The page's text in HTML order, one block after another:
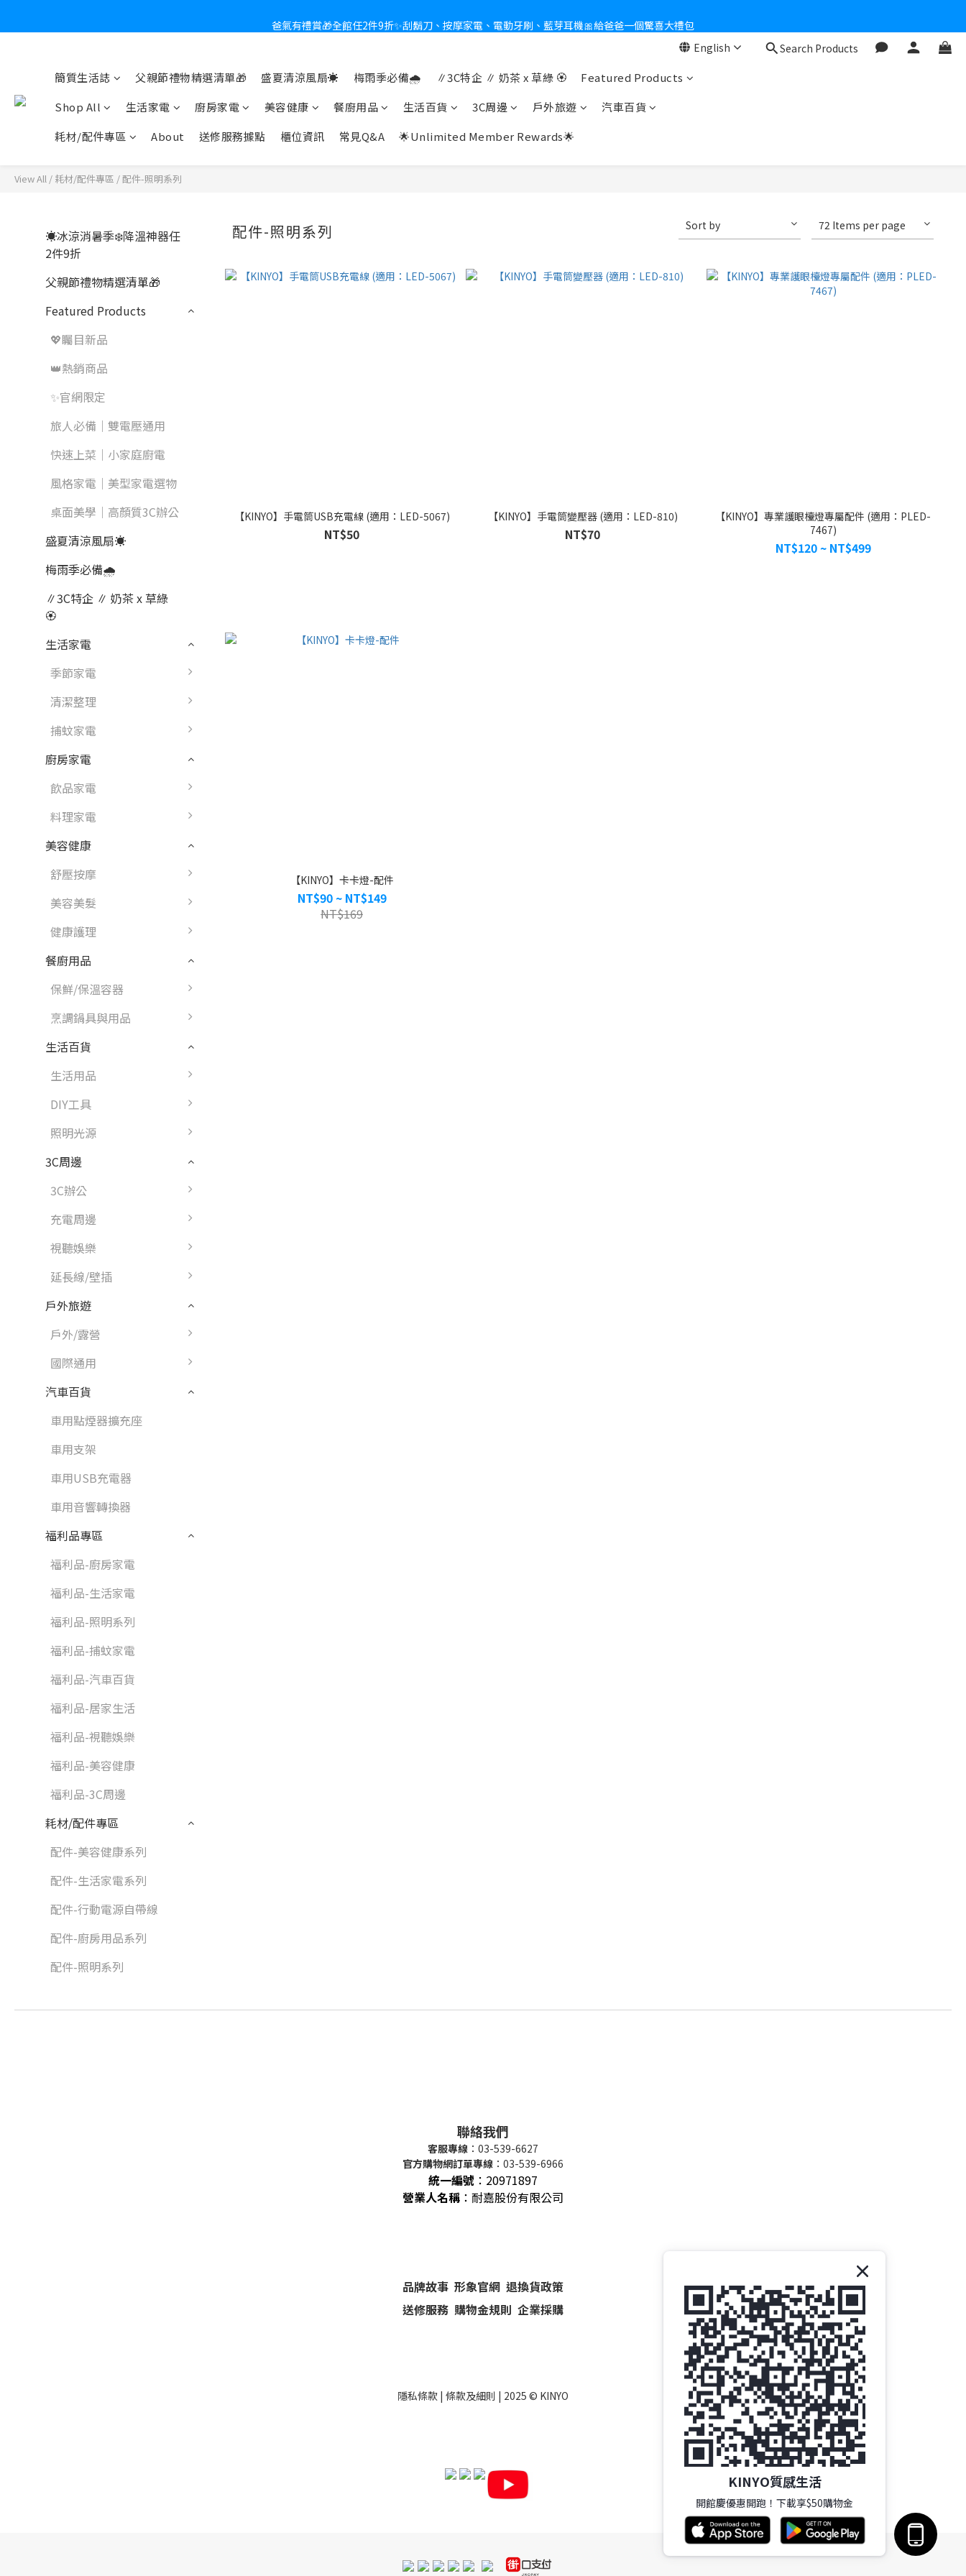
新會員送$100購物金✨再享消費回饋無極限
English Search Products
簡質生活誌 父親節禮物精選清單🎁 盛夏清涼風扇☀️ 梅雨季必備🌧️ ∥3C特企 ∥ 奶茶 x 草綠 🏵
Featured Products
Shop All
生活家電 廚房家電 美容健康 餐廚用品 生活百貨 3C周邊 戶外旅遊
汽車百貨
耗材/配件專區
About 送修服務據點 櫃位資訊 常見Q&A 🌟Unlimited Member Rewards🌟
View All / 耗材/配件專區 /配件-照明系列
☀️冰涼消暑季❄️降溫神器任
2件9折
父親節禮物精選清單🎁
Featured Products
💖矚目新品
👑熱銷商品
✨官網限定
旅人必備｜雙電壓通用
快速上菜｜小家庭廚電
風格家電｜美型家電選物
桌面美學｜高顏質3C辦公
盛夏清涼風扇☀️
梅雨季必備🌧️
∥3C特企 ∥ 奶茶 x 草綠
🏵
生活家電
季節家電
清潔整理
捕蚊家電
廚房家電
飲品家電
料理家電
美容健康
舒壓按摩
美容美髮
健康護理
餐廚用品
保鮮/保溫容器
烹調鍋具與用品
生活百貨
生活用品
DIY工具
照明光源
3C周邊
3C辦公
充電周邊
視聽娛樂
延長線/壁插
戶外旅遊
戶外/露營
國際通用
汽車百貨
車用點煙器擴充座
車用支架
車用USB充電器
車用音響轉換器
福利品專區
福利品-廚房家電
福利品-生活家電
福利品-照明系列
福利品-捕蚊家電
福利品-汽車百貨
福利品-居家生活
福利品-視聽娛樂
福利品-美容健康
福利品-3C周邊
耗材/配件專區
配件-美容健康系列
配件-生活家電系列
配件-行動電源自帶線
配件-廚房用品系列
配件-照明系列
配件-照明系列 Sort by 72 Items per page
【KINYO】手電筒USB充電線 (適用：LED-5067)
NT$50
【KINYO】手電筒變壓器 (適用：LED-810)
NT$70
【KINYO】專業護眼檯燈專屬配件 (適用：PLED-
7467)
NT$120 ~ NT$499
【KINYO】卡卡燈-配件
NT$90 ~ NT$149
NT$169
聯絡我們
客服專線 ：03-539-6627
官方購物網訂單專線 ：03-539-6966
統一編號 ： 20971897
營業人名稱 ：耐嘉股份有限公司
品牌故事 形象官網 退換貨政策
送修服務 購物金規則 企業採購
隱私條款 | 條款及細則 | 2025 © KINYO
KINYO質感生活
開館慶優惠開跑！下載享$50購物金